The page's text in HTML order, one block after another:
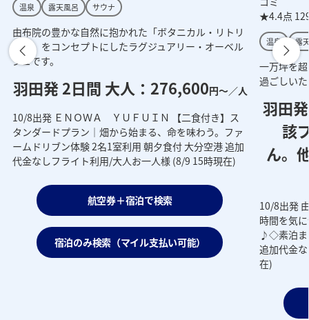
温泉 露天風呂 サウナ
由布院の豊かな自然に抱かれた「ボタニカル・リトリ
ート」をコンセプトにしたラグジュアリー・オーベル
ジュです。
羽田発 2日間 大人：276,600円～／人
10/8出発 ＥＮＯＷＡ ＹＵＦＵＩＮ 【二食付き】ス
タンダードプラン｜畑から始まる、命を味わう。ファ
ームドリブン体験 2名1室利用 朝夕食付 大分空港 追加
代金なしフライト利用/大人お一人様 (8/9 15時現在)
航空券＋宿泊で検索
宿泊のみ検索（マイル支払い可能）
★4.4点
温泉 露
一万坪を
過ごしい
羽田
該
ん。
10/8出発
時間を気
♪◇素泊ま
追加代金
在)